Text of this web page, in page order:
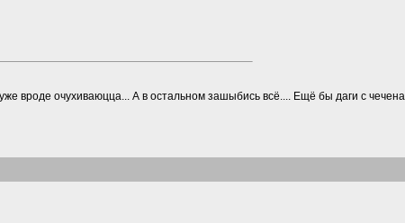
вроде очухиваюцца... А в остальном зашыбись всё.... Ещё бы даги с